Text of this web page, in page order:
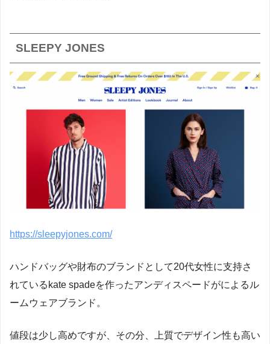
SLEEPY JONES
https://sleepyjones.com/
ハンドバッグや財布のブランドとして20代女性に支持さ
れているkate spadeを作ったアンディスペードがによるル
ームウェアブランド。
値段は少し高めですが、その分、上質でデザイン性も高い